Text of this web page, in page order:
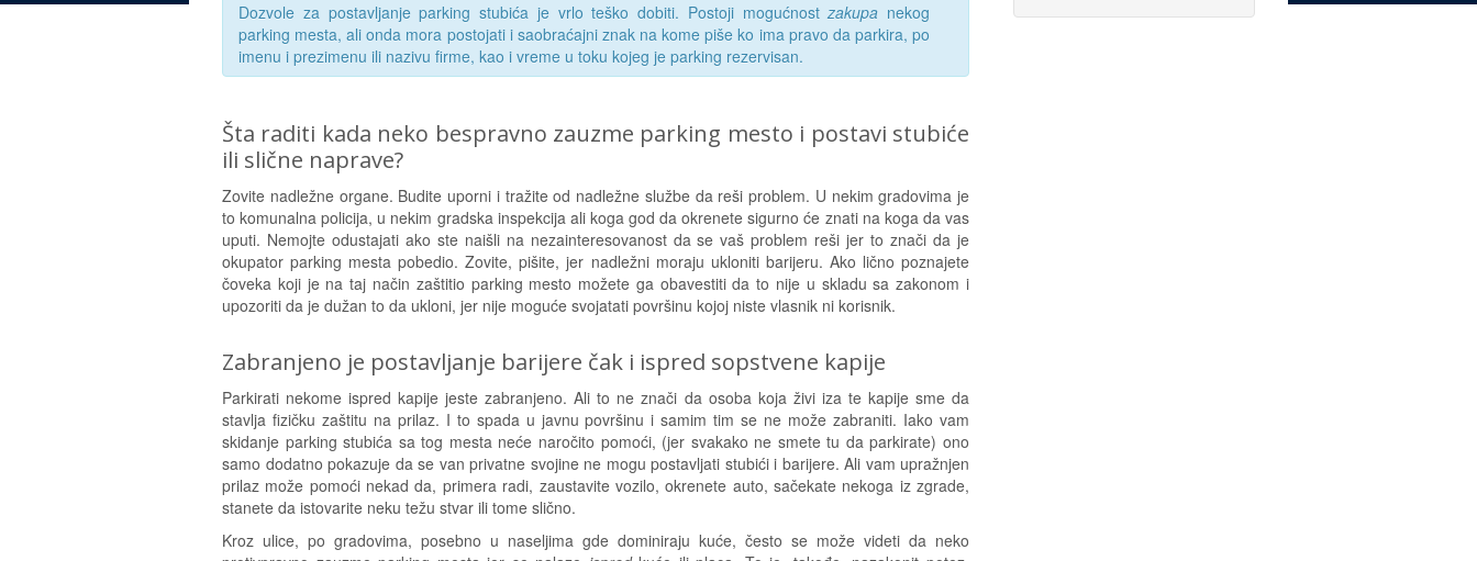
Dozvole za postavljanje parking stubića je vrlo teško dobiti. Postoji mogućnostzakupa nekog
parking mesta, ali onda mora postojati i saobraćajni znak na kome piše ko ima pravo da parkira, po
imenu i prezimenu ili nazivu firme, kao i vreme u toku kojeg je parking rezervisan.
Šta raditi kada neko bespravno zauzme parking mesto i postavi stubiće
ili slične naprave?
Zovite nadležne organe. Budite uporni i tražite od nadležne službe da reši problem. U nekim gradovima je
to komunalna policija, u nekim gradska inspekcija ali koga god da okrenete sigurno će znati na koga da vas
uputi. Nemojte odustajati ako ste naišli na nezainteresovanost da se vaš problem reši jer to znači da je
okupator parking mesta pobedio. Zovite, pišite, jer nadležni moraju ukloniti barijeru. Ako lično poznajete
čoveka koji je na taj način zaštitio parking mesto možete ga obavestiti da to nije u skladu sa zakonom i
upozoriti da je dužan to da ukloni, jer nije moguće svojatati površinu kojoj niste vlasnik ni korisnik.
Zabranjeno je postavljanje barijere čak i ispred sopstvene kapije
Parkirati nekome ispred kapije jeste zabranjeno. Ali to ne znači da osoba koja živi iza te kapije sme da
stavlja fizičku zaštitu na prilaz. I to spada u javnu površinu i samim tim se ne može zabraniti. Iako vam
skidanje parking stubića sa tog mesta neće naročito pomoći, (jer svakako ne smete tu da parkirate) ono
samo dodatno pokazuje da se van privatne svojine ne mogu postavljati stubići i barijere. Ali vam upražnjen
prilaz može pomoći nekad da, primera radi, zaustavite vozilo, okrenete auto, sačekate nekoga iz zgrade,
stanete da istovarite neku težu stvar ili tome slično.
Kroz ulice, po gradovima, posebno u naseljima gde dominiraju kuće, često se može videti da neko